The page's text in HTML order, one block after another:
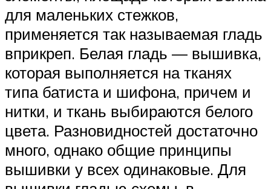
для маленьких стежков,
применяется так называемая гладь
вприкреп. Белая гладь — вышивка,
которая выполняется на тканях
типа батиста и шифона, причем и
нитки, и ткань выбираются белого
цвета. Разновидностей достаточно
много, однако общие принципы
вышивки у всех одинаковые. Для